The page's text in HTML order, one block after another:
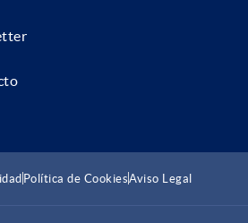
Política de CookiesAviso Legal